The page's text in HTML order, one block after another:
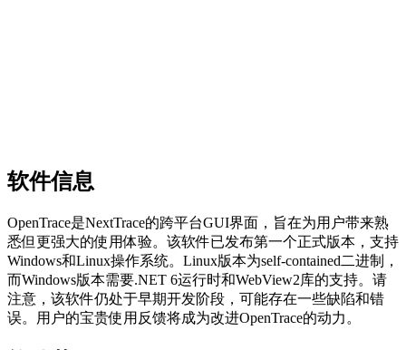
软件信息
OpenTrace是NextTrace的跨平台GUI界面，旨在为用户带来熟
悉但更强大的使用体验。该软件已发布第一个正式版本，支持
Windows和Linux操作系统。Linux版本为self-contained二进制，
而Windows版本需要.NET 6运行时和WebView2库的支持。请
注意，该软件仍处于早期开发阶段，可能存在一些缺陷和错
误。用户的宝贵使用反馈将成为改进OpenTrace的动力。